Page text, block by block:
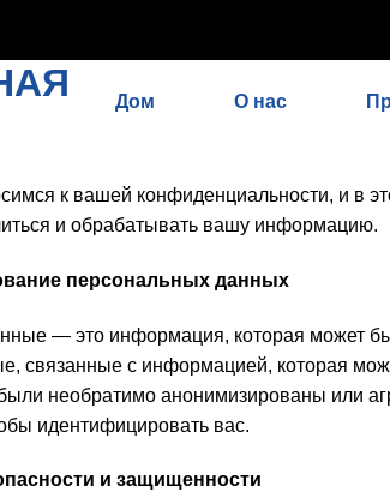
к
содержимому
Дом О нас
к вашей конфиденциальности, и в
и обрабатывать вашу информацию.
персональных данных
— это информация, которая может
связанные с информацией, которая
необратимо анонимизированы или
идентифицировать вас.
и защищенности